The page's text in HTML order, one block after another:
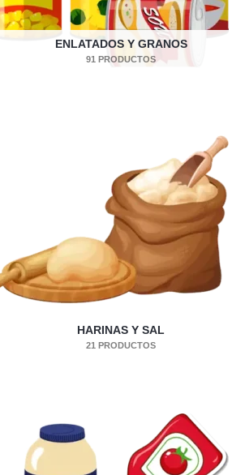
ENLATADOS Y GRANOS
91 PRODUCTOS
HARINAS Y SAL
21 PRODUCTOS